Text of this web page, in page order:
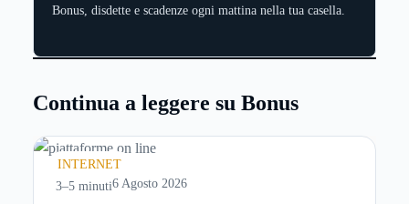
Bonus, disdette e scadenze ogni mattina nella tua casella.
Continua a leggere su Bonus
INTERNET
3–5 minuti6 Agosto 2026